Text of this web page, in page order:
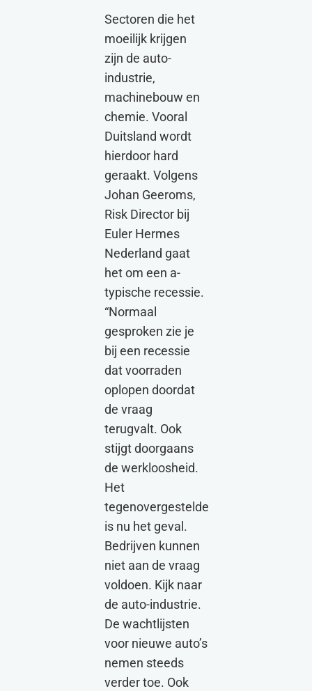
Sectoren die het
moeilijk krijgen
zijn de auto-
industrie,
machinebouw en
chemie. Vooral
Duitsland wordt
hierdoor hard
geraakt. Volgens
Johan Geeroms,
Risk Director bij
Euler Hermes
Nederland gaat
het om een a-
typische recessie.
“Normaal
gesproken zie je
bij een recessie
dat voorraden
oplopen doordat
de vraag
terugvalt. Ook
stijgt doorgaans
de werkloosheid.
Het
tegenovergestelde
is nu het geval.
Bedrijven kunnen
niet aan de vraag
voldoen. Kijk naar
de auto-industrie.
De wachtlijsten
voor nieuwe auto’s
nemen steeds
verder toe. Ook